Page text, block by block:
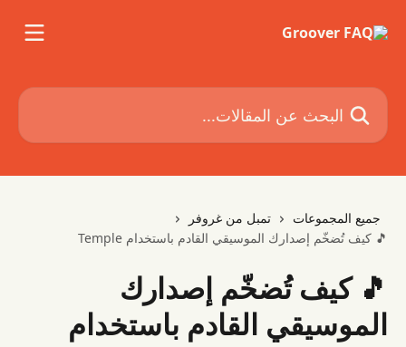
البحث عن المقالات...
جميع المجموعات
تمبل من غروفر
🎵 كيف تُضخّم إصدارك الموسيقي القادم باستخدام Temple
🎵 كيف تُضخّم إصدارك
الموسيقي القادم باستخدام